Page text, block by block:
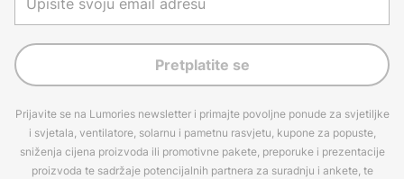
Pretplatite se
Prijavite se na Lumories newsletter i primajte povoljne ponude za svjetiljke
i svjetala, ventilatore, solarnu i pametnu rasvjetu, kupone za popuste,
sniženja cijena proizvoda ili promotivne pakete, preporuke i prezentacije
proizvoda te sadržaje potencijalnih partnera za suradnju i ankete, te